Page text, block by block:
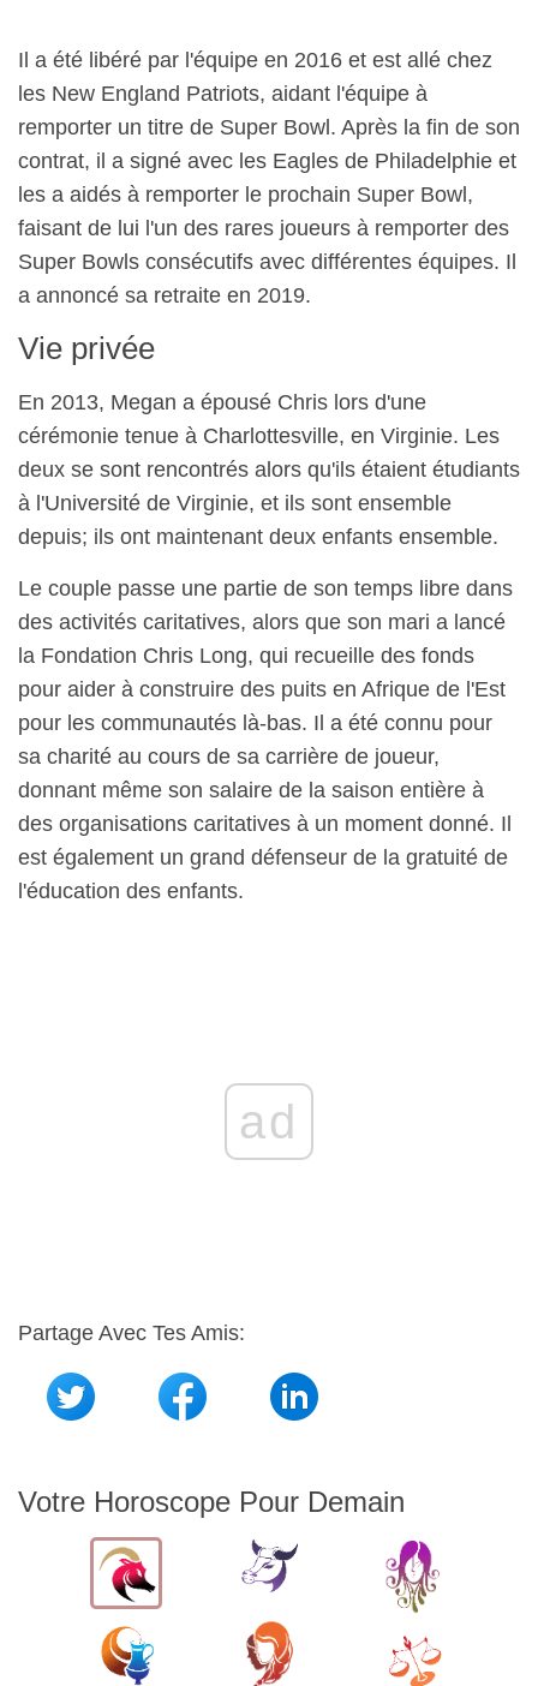
Il a été libéré par l'équipe en 2016 et est allé chez
les New England Patriots, aidant l'équipe à
remporter un titre de Super Bowl. Après la fin de son
contrat, il a signé avec les Eagles de Philadelphie et
les a aidés à remporter le prochain Super Bowl,
faisant de lui l'un des rares joueurs à remporter des
Super Bowls consécutifs avec différentes équipes. Il
a annoncé sa retraite en 2019.
Vie privée
En 2013, Megan a épousé Chris lors d'une
cérémonie tenue à Charlottesville, en Virginie. Les
deux se sont rencontrés alors qu'ils étaient étudiants
à l'Université de Virginie, et ils sont ensemble
depuis; ils ont maintenant deux enfants ensemble.
Le couple passe une partie de son temps libre dans
des activités caritatives, alors que son mari a lancé
la Fondation Chris Long, qui recueille des fonds
pour aider à construire des puits en Afrique de l'Est
pour les communautés là-bas. Il a été connu pour
sa charité au cours de sa carrière de joueur,
donnant même son salaire de la saison entière à
des organisations caritatives à un moment donné. Il
est également un grand défenseur de la gratuité de
l'éducation des enfants.
ad
Partage Avec Tes Amis:
Votre Horoscope Pour Demain